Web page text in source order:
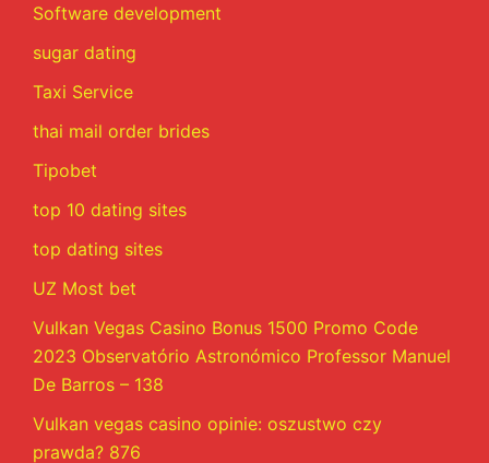
Software development
sugar dating
Taxi Service
thai mail order brides
Tipobet
top 10 dating sites
top dating sites
UZ Most bet
Vulkan Vegas Casino Bonus 1500 Promo Code
2023 Observatório Astronómico Professor Manuel
De Barros – 138
Vulkan vegas casino opinie: oszustwo czy
prawda? 876